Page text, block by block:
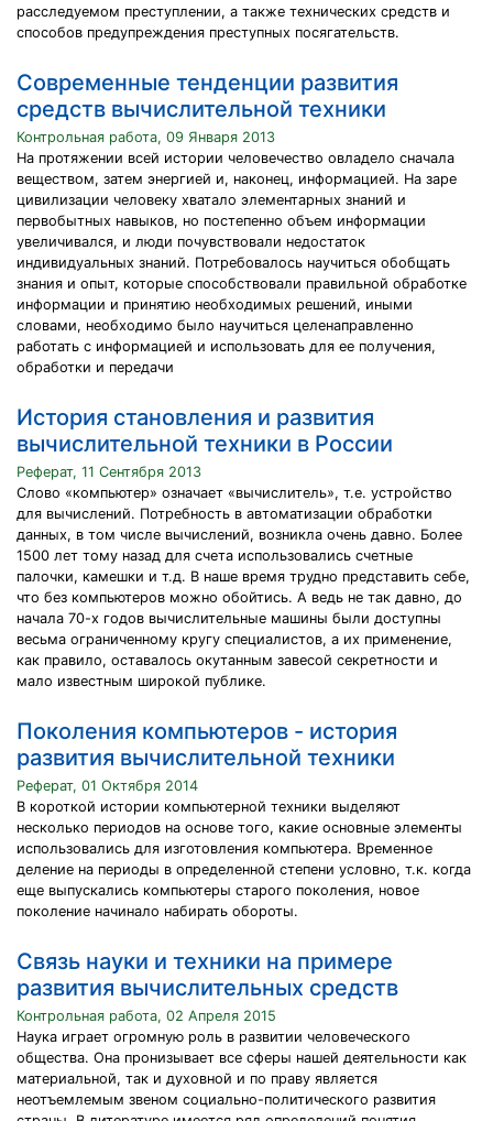
расследуемом преступлении, а также технических средств и
способов предупреждения преступных посягательств.
Современные тенденции развития
средств вычислительной техники
Контрольная работа, 09 Января 2013
На протяжении всей истории человечество овладело сначала
веществом, затем энергией и, наконец, информацией. На заре
цивилизации человеку хватало элементарных знаний и
первобытных навыков, но постепенно объем информации
увеличивался, и люди почувствовали недостаток
индивидуальных знаний. Потребовалось научиться обобщать
знания и опыт, которые способствовали правильной обработке
информации и принятию необходимых решений, иными
словами, необходимо было научиться целенаправленно
работать с информацией и использовать для ее получения,
обработки и передачи
История становления и развития
вычислительной техники в России
Реферат, 11 Сентября 2013
Слово «компьютер» означает «вычислитель», т.е. устройство
для вычислений. Потребность в автоматизации обработки
данных, в том числе вычислений, возникла очень давно. Более
1500 лет тому назад для счета использовались счетные
палочки, камешки и т.д. В наше время трудно представить себе,
что без компьютеров можно обойтись. А ведь не так давно, до
начала 70-х годов вычислительные машины были доступны
весьма ограниченному кругу специалистов, а их применение,
как правило, оставалось окутанным завесой секретности и
мало известным широкой публике.
Поколения компьютеров - история
развития вычислительной техники
Реферат, 01 Октября 2014
В короткой истории компьютерной техники выделяют
несколько периодов на основе того, какие основные элементы
использовались для изготовления компьютера. Временное
деление на периоды в определенной степени условно, т.к. когда
еще выпускались компьютеры старого поколения, новое
поколение начинало набирать обороты.
Связь науки и техники на примере
развития вычислительных средств
Контрольная работа, 02 Апреля 2015
Наука играет огромную роль в развитии человеческого
общества. Она пронизывает все сферы нашей деятельности как
материальной, так и духовной и по праву является
неотъемлемым звеном социально-политического развития